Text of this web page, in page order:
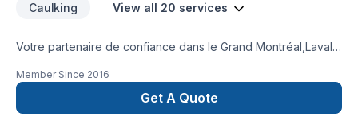
Caulking View all 20 services
Votre partenaire de confiance dans le Grand Montréal,Laval
vos travaux de maçonnerie, de réparation et resurfaçage de
béton et offre aussi les services de : Crépis, Calfeutrage,
Démolition, Fissures de Fondations, Mûrets de
Member Since 2016
Get A Quote